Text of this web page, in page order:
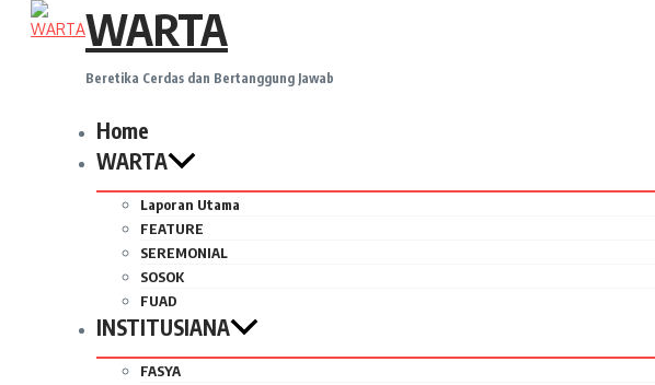
WARTA
Beretika Cerdas dan Bertanggung Jawab
Home
WARTA
Laporan Utama
FEATURE
SEREMONIAL
SOSOK
FUAD
INSTITUSIANA
FASYA